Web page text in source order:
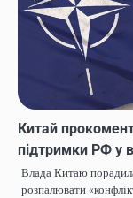
Китай
підтримки РФ у
Влада Китаю
розпалювати